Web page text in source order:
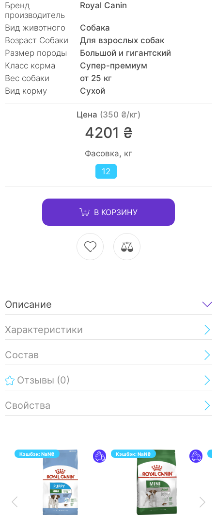
Бренд
производитель
Royal Canin
Вид животного
Собака
Возраст Собаки
Для взрослых собак
Размер породы
Большой и гигантский
Класc корма
Супер-премиум
Вес собаки
от 25 кг
Вид корму
Сухой
Цена (350 ₴/кг)
4201 ₴
Фасовка, кг
12
В КОРЗИНУ
Описание
Характеристики
Состав
Отзывы (0)
Свойства
Кэшбэк:NaN₴
ПЕРЕЙТИ
Кэшбэк:NaN₴
ПЕРЕЙТИ